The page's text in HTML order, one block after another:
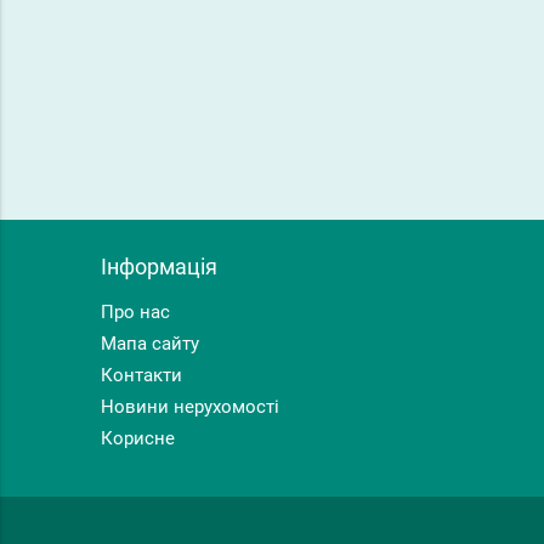
Інформація
Про нас
Мапа сайту
Контакти
Новини нерухомості
Корисне